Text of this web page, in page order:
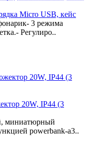
Micro USB, кейс
3 режима
Регулиро..
20W, IP44 (3
миниатюрный
powerbank-а3..